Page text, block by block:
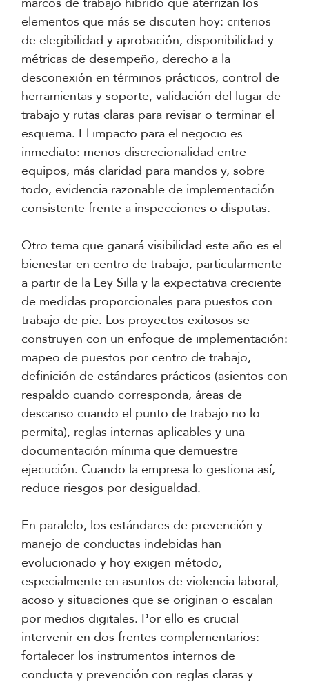
elementos que más se discuten hoy: criterios
de elegibilidad y aprobación, disponibilidad y
métricas de desempeño, derecho a la
desconexión en términos prácticos, control de
herramientas y soporte, validación del lugar de
trabajo y rutas claras para revisar o terminar el
esquema. El impacto para el negocio es
inmediato: menos discrecionalidad entre
equipos, más claridad para mandos y, sobre
todo, evidencia razonable de implementación
consistente frente a inspecciones o disputas.
Otro tema que ganará visibilidad este año es el
bienestar en centro de trabajo, particularmente
a partir de la Ley Silla y la expectativa creciente
de medidas proporcionales para puestos con
trabajo de pie. Los proyectos exitosos se
construyen con un enfoque de implementación:
mapeo de puestos por centro de trabajo,
definición de estándares prácticos (asientos con
respaldo cuando corresponda, áreas de
descanso cuando el punto de trabajo no lo
permita), reglas internas aplicables y una
documentación mínima que demuestre
ejecución. Cuando la empresa lo gestiona así,
reduce riesgos por desigualdad.
En paralelo, los estándares de prevención y
manejo de conductas indebidas han
evolucionado y hoy exigen método,
especialmente en asuntos de violencia laboral,
acoso y situaciones que se originan o escalan
por medios digitales. Por ello es crucial
intervenir en dos frentes complementarios:
fortalecer los instrumentos internos de
conducta y prevención con reglas claras y